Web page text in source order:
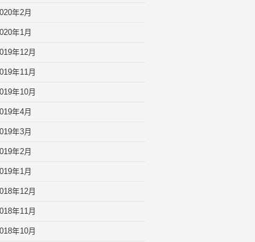
年2月
年1月
年12月
年11月
年10月
年4月
年3月
年2月
年1月
年12月
年11月
年10月